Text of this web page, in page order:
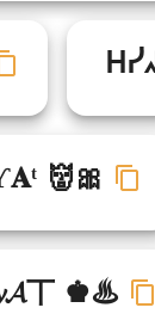
👹🎀
丅 ♚♨